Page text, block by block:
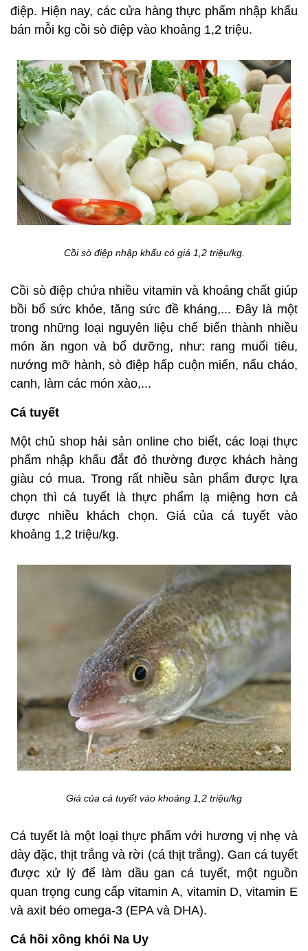
điệp. Hiện nay, các cửa hàng thực phẩm nhập khẩu
bán mỗi kg cồi sò điệp vào khoảng 1,2 triệu.
Cồi sò điệp nhập khẩu có giá 1,2 triệu/kg.
Cồi sò điệp chứa nhiều vitamin và khoáng chất giúp
bồi bổ sức khỏe, tăng sức đề kháng,... Đây là một
trong những loại nguyên liệu chế biến thành nhiều
món ăn ngon và bổ dưỡng, như: rang muối tiêu,
nướng mỡ hành, sò điệp hấp cuộn miến, nấu cháo,
canh, làm các món xào,...
Cá tuyết
Một chủ shop hải sản online cho biết, các loại thực
phẩm nhập khẩu đắt đỏ thường được khách hàng
giàu có mua. Trong rất nhiều sản phẩm được lựa
chọn thì cá tuyết là thực phẩm lạ miệng hơn cả
được nhiều khách chọn. Giá của cá tuyết vào
khoảng 1,2 triệu/kg.
Giá của cá tuyết vào khoảng 1,2 triệu/kg
Cá tuyết là một loại thực phẩm với hương vị nhẹ và
dày đặc, thịt trắng và rời (cá thịt trắng). Gan cá tuyết
được xử lý để làm dầu gan cá tuyết, một nguồn
quan trọng cung cấp vitamin A, vitamin D, vitamin E
và axit béo omega-3 (EPA và DHA).
Cá hồi xông khói Na Uy